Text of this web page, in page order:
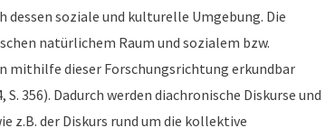
dessen soziale und kulturelle Umgebung. Die
natürlichem Raum und sozialem bzw.
mithilfe dieser Forschungsrichtung erkundbar
356). Dadurch werden diachronische Diskurse und
z.B. der Diskurs rund um die kollektive